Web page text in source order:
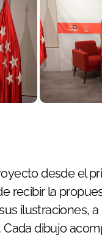
desde el
recibir la
ilustraciones, a
dibujo